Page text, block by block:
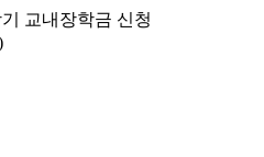
교내장학금 신청